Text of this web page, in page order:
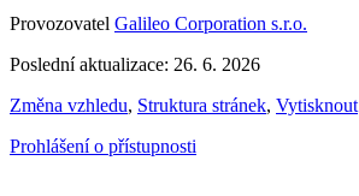
Provozovatel Galileo Corporation s.r.o.
Poslední aktualizace: 26. 6. 2026
Změna vzhledu, Struktura stránek, Vytisknout
Prohlášení o přístupnosti